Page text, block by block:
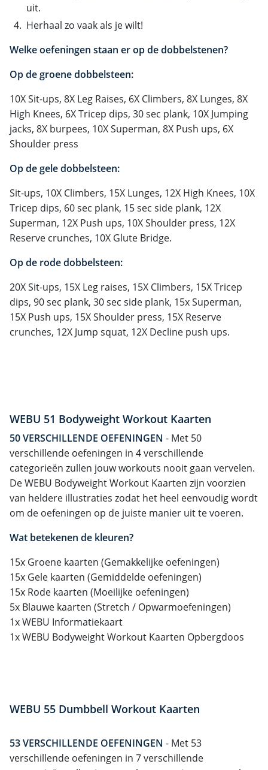
uit.
Herhaal zo vaak als je wilt!
Welke oefeningen staan er op de dobbelstenen?
Op de groene dobbelsteen:
10X Sit-ups, 8X Leg Raises, 6X Climbers, 8X Lunges, 8X
High Knees, 6X Tricep dips, 30 sec plank, 10X Jumping
jacks, 8X burpees, 10X Superman, 8X Push ups, 6X
Shoulder press
Op de gele dobbelsteen:
Sit-ups, 10X Climbers, 15X Lunges, 12X High Knees, 10X
Tricep dips, 60 sec plank, 15 sec side plank, 12X
Superman, 12X Push ups, 10X Shoulder press, 12X
Reserve crunches, 10X Glute Bridge.
Op de rode dobbelsteen:
20X Sit-ups, 15X Leg raises, 15X Climbers, 15X Tricep
dips, 90 sec plank, 30 sec side plank, 15x Superman,
15X Push ups, 15X Shoulder press, 15X Reserve
crunches, 12X Jump squat, 12X Decline push ups.
WEBU 51 Bodyweight Workout Kaarten
50 VERSCHILLENDE OEFENINGEN - Met 50
verschillende oefeningen in 4 verschillende
categorieën zullen jouw workouts nooit gaan vervelen.
De WEBU Bodyweight Workout Kaarten zijn voorzien
van heldere illustraties zodat het heel eenvoudig wordt
om de oefeningen op de juiste manier uit te voeren.
Wat betekenen de kleuren?
15x Groene kaarten (Gemakkelijke oefeningen)
15x Gele kaarten (Gemiddelde oefeningen)
15x Rode kaarten (Moeilijke oefeningen)
5x Blauwe kaarten (Stretch / Opwarmoefeningen)
1x WEBU Informatiekaart
1x WEBU Bodyweight Workout Kaarten Opbergdoos
WEBU 55 Dumbbell Workout Kaarten
53 VERSCHILLENDE OEFENINGEN - Met 53
verschillende oefeningen in 7 verschillende